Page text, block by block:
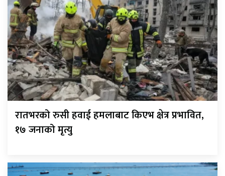
रातभरको रुसी हवाई हमलाबाट किएभ क्षेत्र प्रभावित,
१७ जनाको मृत्यु